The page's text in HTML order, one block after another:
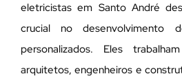
eletricistas em Santo André
crucial no desenvolvimento
personalizados. Eles
arquitetos, engenheiros e